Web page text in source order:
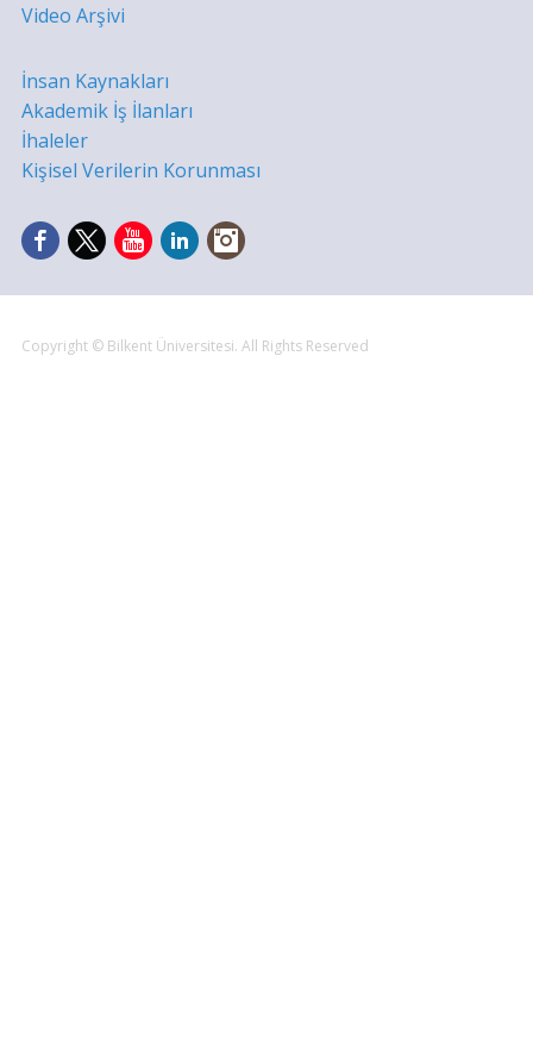
Video Arşivi
İnsan Kaynakları
Akademik İş İlanları
İhaleler
Kişisel Verilerin Korunması
Copyright © Bilkent Üniversitesi. All Rights Reserved